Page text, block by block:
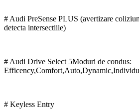
# Audi PreSense PLUS (avertizare
detecta intersectiile)
# Audi Drive Select 5Moduri de condus:
# Keyless Entry